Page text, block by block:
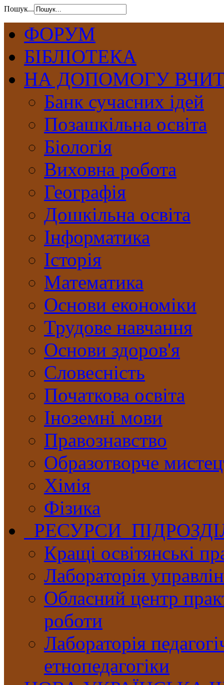
Пошук...
ФОРУМ
БІБЛІОТЕКА
НА ДОПОМОГУ
Банк сучасних ідей
Позашкільна освіта
Біологія
Виховна робота
Географія
Дошкільна освіта
Інформатика
Історія
Математика
Основи економіки
Трудове навчання
Основи здоров'я
Словесність
Початкова освіта
Іноземні мови
Правознавство
Образотворче
Хімія
Фізика
РЕСУРСИ
Кращі освітянські
Лабораторія
Обласний центр
роботи
Лабораторія
етнопедагогіки